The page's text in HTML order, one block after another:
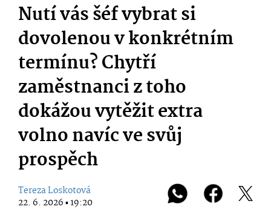
Nutí vás šéf vybrat si
dovolenou v konkrétním
termínu? Chytří
zaměstnanci z toho
dokážou vytěžit extra
volno navíc ve svůj
prospěch
Tereza Loskotová
22. 6. 2026 ▪ 19:20